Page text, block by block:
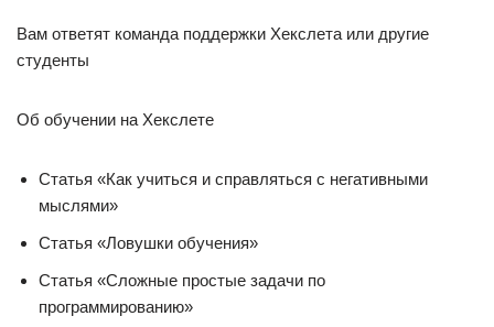
Вам ответят команда поддержки Хекслета или другие
студенты
Об обучении на Хекслете
Статья «Как учиться и справляться с негативными
мыслями»
Статья «Ловушки обучения»
Статья «Сложные простые задачи по
программированию»